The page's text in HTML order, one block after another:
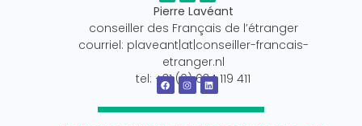
Pierre Lavéant
conseiller des Français de l’étranger
courriel: plaveant|at|conseiller-francais-
etranger.nl
tel: +31 (0) 634 119 411